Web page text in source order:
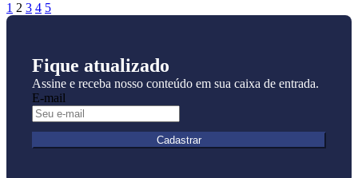
1 2 3 4 5
Fique atualizado
Assine e receba nosso conteúdo em sua caixa de entrada.
E-mail
Cadastrar